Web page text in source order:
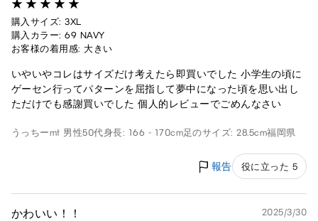
購入サイズ: 3XL
購入カラー: 69 NAVY
お客様の着用感: 大きい
いやいやコレはサイズだけ考えたら即買いでした 小学生の頃に
ゲーセン行ってパターンを屈指して夢中になった頃を思い出し
ただけでも感謝買いでした 個人的レビューでごめんなさい
うっちーmt 男性50代身長: 166 - 170cm足のサイズ: 28.5cm福岡県
報告 役に立った 5
かわいい！！ 2025/3/30